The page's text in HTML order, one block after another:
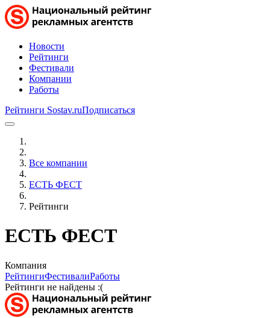
Новости
Рейтинги
Фестивали
Компании
Работы
Рейтинги Sostav.ruПодписаться
Все компании
ЕСТЬ ФЕСТ
Рейтинги
ЕСТЬ ФЕСТ
Компания
РейтингиФестивалиРаботы
Рейтинги не найдены :(